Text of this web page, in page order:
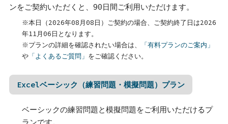
ンをご契約いただくと、90日間ご利用いただけます。
※本日（2026年08月08日）ご契約の場合、ご契約終了日は2026
年11月06日となります。
※プランの詳細を確認されたい場合は、
「有料プランのご案内」
や「よくあるご質問」 をご確認ください。
Excelベーシック（練習問題・模擬問題）プラン
ベーシックの練習問題と模擬問題をご利用いただけるプ
ランです。